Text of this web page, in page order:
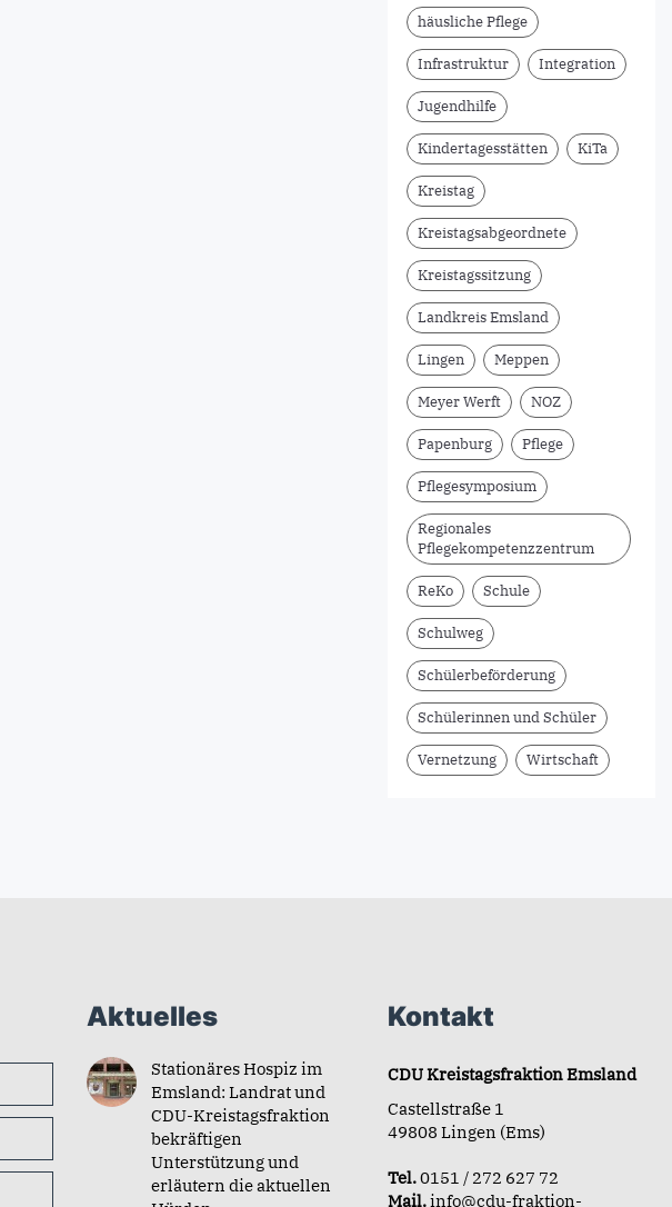
häusliche Pflege
Infrastruktur Integration
Jugendhilfe
Kindertagesstätten KiTa
Kreistag
Kreistagsabgeordnete
Kreistagssitzung
Landkreis Emsland
Lingen Meppen
Meyer Werft NOZ
Papenburg Pflege
Pflegesymposium
Regionales
Pflegekompetenzzentrum
ReKo Schule
Schulweg
Schülerbeförderung
Schülerinnen und Schüler
Vernetzung Wirtschaft
Aktuelles
Stationäres Hospiz im
Emsland: Landrat und
CDU-Kreistagsfraktion
bekräftigen
Unterstützung und
erläutern die aktuellen
Kontakt
CDU Kreistagsfraktion Emsland
Castellstraße 1
49808 Lingen (Ems)
Tel.0151 / 272 627 72
Mail.info@cdu-fraktion-